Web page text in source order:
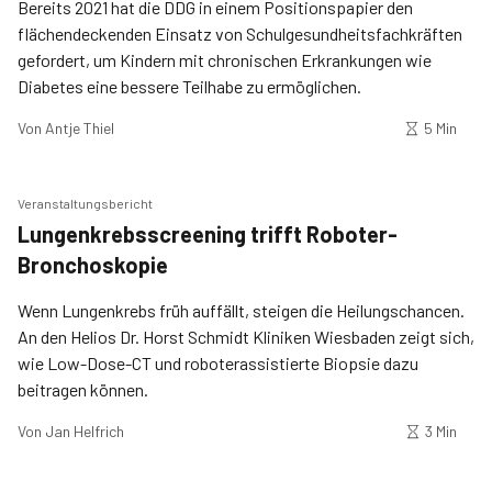
Bereits 2021 hat die DDG in einem Positionspapier den
flächendeckenden Einsatz von Schulgesundheitsfachkräften
gefordert, um Kindern mit chronischen Erkrankungen wie
Diabetes eine bessere Teilhabe zu ermöglichen.
Von Antje Thiel 5 Min
Veranstaltungsbericht
Lungenkrebsscreening trifft Roboter-
Bronchoskopie
Wenn Lungenkrebs früh auffällt, steigen die Heilungschancen.
An den Helios Dr. Horst Schmidt Kliniken Wiesbaden zeigt sich,
wie Low-Dose-CT und roboterassistierte Biopsie dazu
beitragen können.
Von Jan Helfrich 3 Min